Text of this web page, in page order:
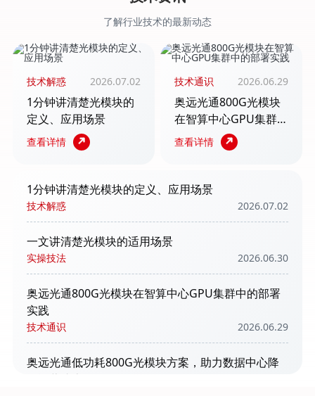
了解行业技术的最新动态
技术解惑 2026.07.02
1分钟讲清楚光模块的
定义、应用场景
查看详情
技术通识 2026.06.29
奥远光通800G光模块
在智算中心GPU集群
中的部署实践
查看详情
1分钟讲清楚光模块的定义、应用场景
技术解惑 2026.07.02
一文讲清楚光模块的适用场景
实操技法 2026.06.30
奥远光通800G光模块在智算中心GPU集群中的部署
实践
技术通识 2026.06.29
奥远光通低功耗800G光模块方案，助力数据中心降
低运营成本